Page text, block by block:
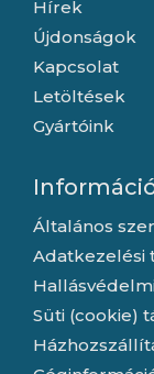
Hírek
Újdonságok
Kapcsolat
Letöltések
Gyártóink
Általános
Adatkezelési
Süti (cookie)